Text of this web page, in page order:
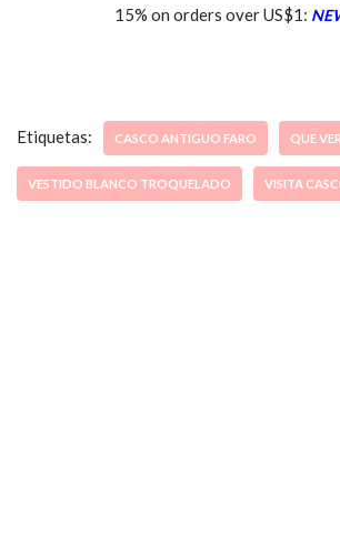
15% on orders over US$1:
Etiquetas: CASCO ANTIGUO FARO QUE
VESTIDO BLANCO TROQUELADO VISITA